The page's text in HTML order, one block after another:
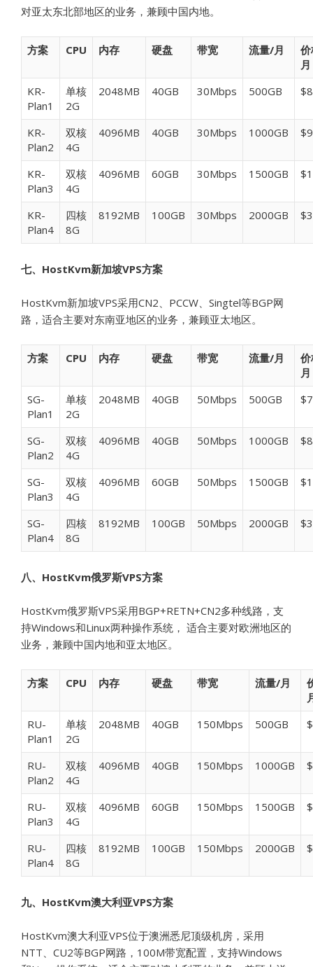
对亚太东北部地区的业务，兼顾中国内地。
方案 CPU 内存 硬盘 带宽 流量/月
月
KR-
Plan1
单核
2G
2048MB 40GB 30Mbps 500GB
KR-
Plan2
双核
4G
4096MB 40GB 30Mbps 1000GB
KR-
Plan3
双核
4G
4096MB 60GB 30Mbps 1500GB
KR-
Plan4
四核
8G
8192MB 100GB 30Mbps 2000GB
七、HostKvm新加坡VPS方案
HostKvm新加坡VPS采用CN2、PCCW、Singtel等BGP网
路，适合主要对东南亚地区的业务，兼顾亚太地区。
方案 CPU 内存 硬盘 带宽 流量/月
月
SG-
Plan1
单核
2G
2048MB 40GB 50Mbps 500GB
SG-
Plan2
双核
4G
4096MB 40GB 50Mbps 1000GB
SG-
Plan3
双核
4G
4096MB 60GB 50Mbps 1500GB
SG-
Plan4
四核
8G
8192MB 100GB 50Mbps 2000GB
八、HostKvm俄罗斯VPS方案
HostKvm俄罗斯VPS采用BGP+RETN+CN2多种线路，支
持Windows和Linux两种操作系统， 适合主要对欧洲地区的
业务，兼顾中国内地和亚太地区。
方案 CPU 内存 硬盘 带宽 流量/月
RU-
Plan1
单核
2G
2048MB 40GB 150Mbps 500GB
RU-
Plan2
双核
4G
4096MB 40GB 150Mbps 1000GB
RU-
Plan3
双核
4G
4096MB 60GB 150Mbps 1500GB
RU-
Plan4
四核
8G
8192MB 100GB 150Mbps 2000GB
九、HostKvm澳大利亚VPS方案
HostKvm澳大利亚VPS位于澳洲悉尼顶级机房，采用
NTT、CU2等BGP网路，100M带宽配置，支持Windows